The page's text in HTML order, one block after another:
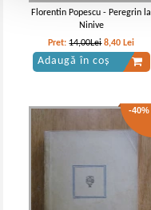
Florentin Popescu - Peregrin la
Ninive
Pret:14,00Lei 8,40 Lei
Adaugă în coș
-40%